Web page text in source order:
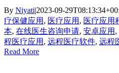
By Niyati|2023-09-
疗保健应用 , 医疗应用 , 医疗应用
本, 在线医生咨询申请, 安卓应用 ,
程医疗应用 , 远程医疗软件, 远程
Read More